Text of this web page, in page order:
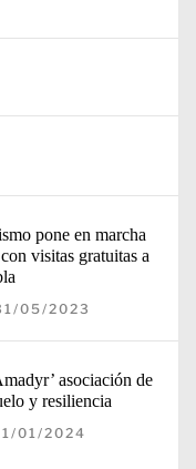
pone en marcha
visitas gratuitas a
05/2023
asociación de
y resiliencia
01/2024